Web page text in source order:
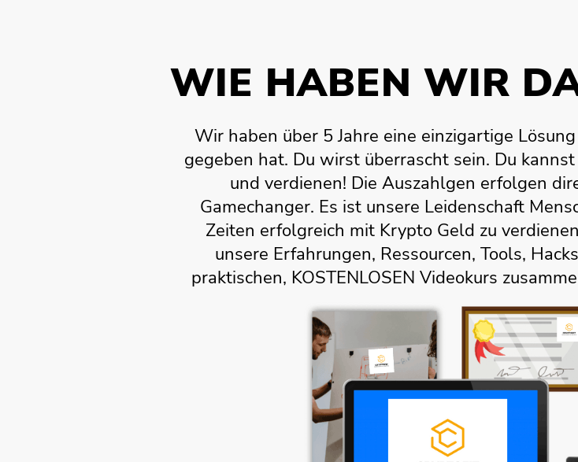
WIE HABEN WIR
Wir haben über 5 Jahre eine einzigartige
gegeben hat. Du wirst überrascht sein. Du
und verdienen! Die Auszahlgen erfolgen
Gamechanger. Es ist unsere Leidenschaft
Zeiten erfolgreich mit Krypto Geld zu
unsere Erfahrungen, Ressourcen, Tools,
praktischen, KOSTENLOSEN Videokurs
In diesem Ratgeber